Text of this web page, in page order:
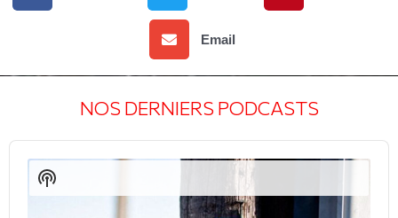
Email
NOS DERNIERS PODCASTS
Audio
Player
Show